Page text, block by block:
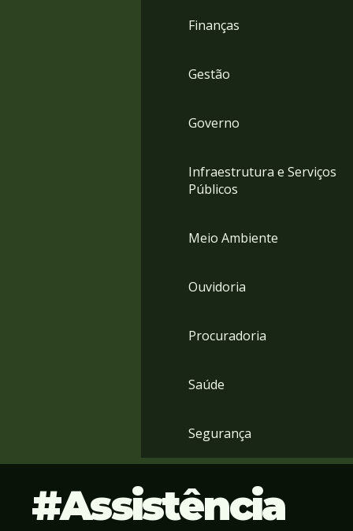
Finanças
Gestão
Governo
Infraestrutura e Serviços
Públicos
Meio Ambiente
Ouvidoria
Procuradoria
Saúde
Segurança
Assistência